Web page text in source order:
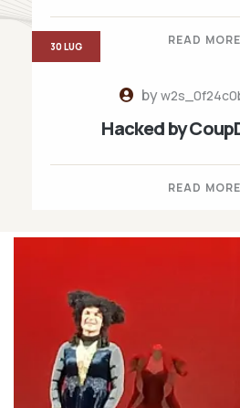
READ MORE
by
Hacked by
READ MORE
30 LUG